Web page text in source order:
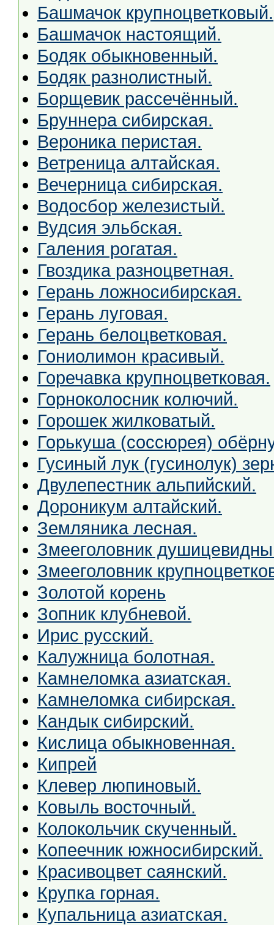
Башмачок крупноцветковый.
Башмачок настоящий.
Бодяк обыкновенный.
Бодяк разнолистный.
Борщевик рассечённый.
Бруннера сибирская.
Вероника перистая.
Ветреница алтайская.
Вечерница сибирская.
Водосбор железистый.
Вудсия эльбская.
Галения рогатая.
Гвоздика разноцветная.
Герань ложносибирская.
Герань луговая.
Герань белоцветковая.
Гониолимон красивый.
Горечавка крупноцветковая.
Горноколосник колючий.
Горошек жилковатый.
Горькуша (соссюрея)
Гусиный лук (гусинолук)
Двулепестник альпийский.
Дороникум алтайский.
Земляника лесная.
Змееголовник
Змееголовник
Золотой корень
Зопник клубневой.
Ирис русский.
Калужница болотная.
Камнеломка азиатская.
Камнеломка сибирская.
Кандык сибирский.
Кислица обыкновенная.
Кипрей
Клевер люпиновый.
Ковыль восточный.
Колокольчик скученный.
Копеечник южносибирский.
Красивоцвет саянский.
Крупка горная.
Купальница азиатская.